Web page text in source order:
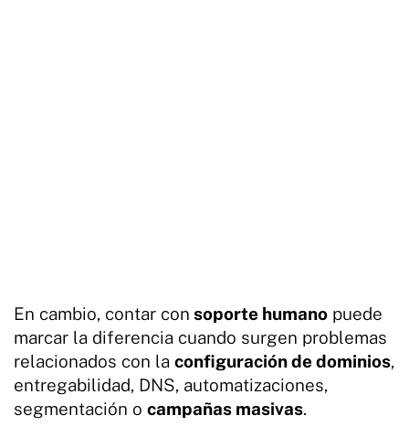
En cambio, contar con soporte humano puede
marcar la diferencia cuando surgen problemas
relacionados con la configuración de dominios,
entregabilidad, DNS, automatizaciones,
segmentación o campañas masivas.